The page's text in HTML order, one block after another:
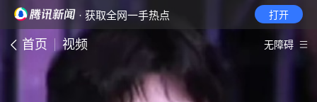
· 获取全网一手热点 打开
首页 视频 无障碍